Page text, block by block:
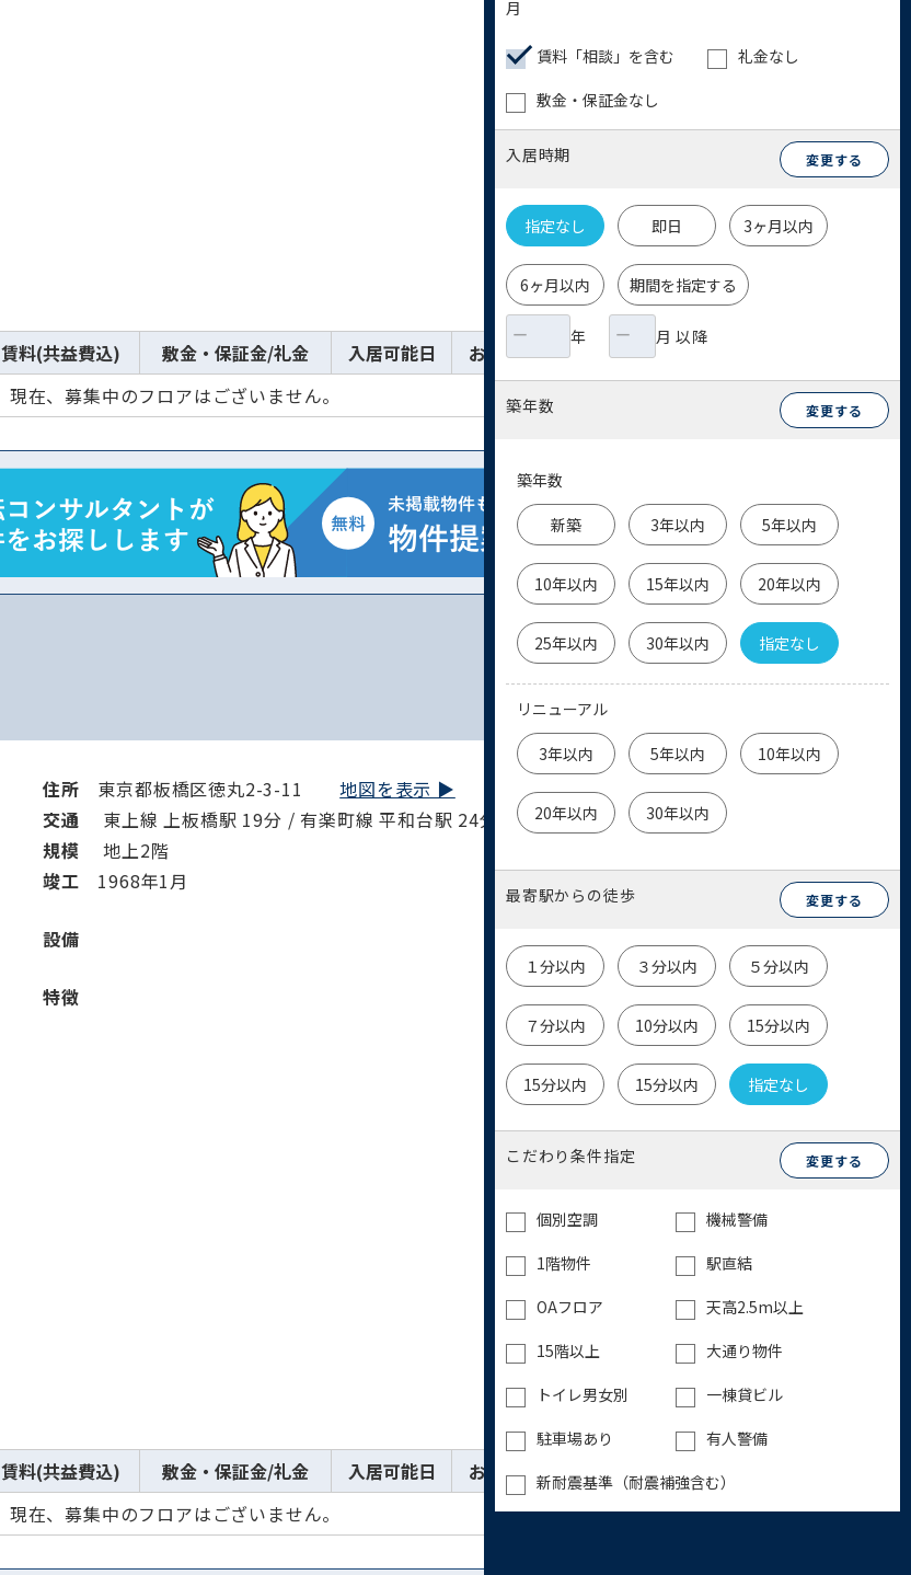
月
賃料「相談」を含む
礼金なし
敷金・保証金なし
入居時期 変更する
指定なし 即日 3ヶ月以内
6ヶ月以内 期間を指定する
年 月 以降
築年数 変更する
築年数
新築 3年以内 5年以内
10年以内 15年以内 20年以内
25年以内 30年以内 指定なし
リニューアル
3年以内 5年以内 10年以内
20年以内 30年以内
最寄駅からの徒歩 変更する
１分以内 ３分以内 ５分以内
７分以内 10分以内 15分以内
15分以内 15分以内 指定なし
こだわり条件指定 変更する
個別空調
機械警備
1階物件
駅直結
OAフロア
天高2.5m以上
15階以上
大通り物件
トイレ男女別
一棟貸ビル
駐車場あり
有人警備
新耐震基準（耐震補強含む）
賃料(共益費込) 敷金・保証金/礼金 入居可能日 お気に入り 詳細
お問い合わせ
現在、募集中のフロアはございません。
住所 東京都板橋区徳丸2-3-11地図を表示 ▶︎
交通
東上線 上板橋駅 19分 / 有楽町線 平和台駅 24分
規模
地上2階
竣⼯ 1968年1月
設備
特徴
賃料(共益費込) 敷金・保証金/礼金 入居可能日 お気に入り 詳細
お問い合わせ
現在、募集中のフロアはございません。